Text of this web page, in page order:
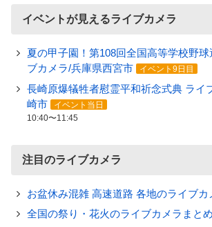
イベントが見えるライブカメラ
夏の甲子園！第108回全国高等学校野
ブカメラ/兵庫県西宮市
イベント9日目
長崎原爆犠牲者慰霊平和祈念式典 ライ
崎市
イベント当日
10:40〜11:45
注目のライブカメラ
お盆休み混雑 高速道路 各地のライブカ
全国の祭り・花火のライブカメラまとめ